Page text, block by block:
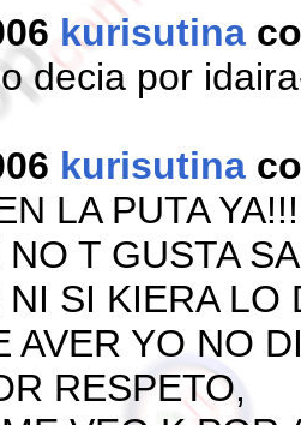
kurisutina
decia por
kurisutina
LA PUTA YA!!!
T GUSTA
SI KIERA LO
AVER YO NO
RESPETO,